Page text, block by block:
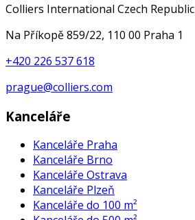
Colliers International Czech Republic
Na Příkopě 859/22, 110 00 Praha 1
+420 226 537 618
prague@colliers.com
Kanceláře
Kanceláře Praha
Kanceláře Brno
Kanceláře Ostrava
Kanceláře Plzeň
Kanceláře do 100 m²